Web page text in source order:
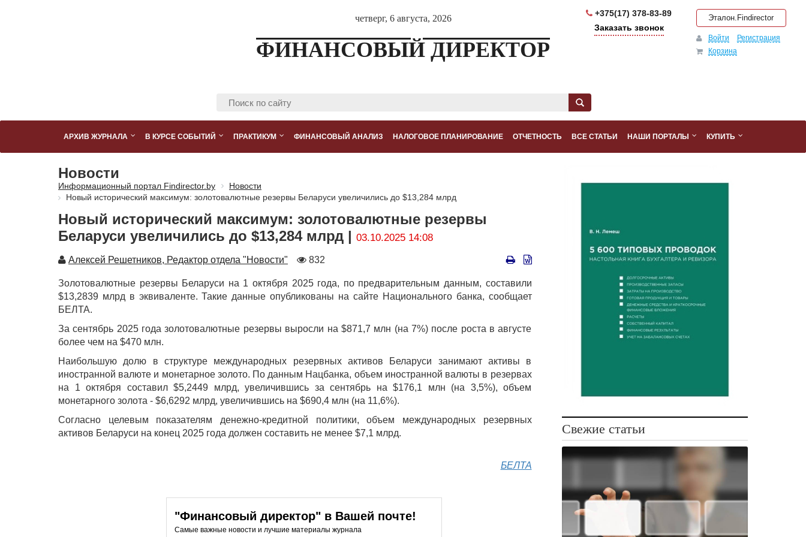
четверг, 6 августа, 2026
ФИНАНСОВЫЙ ДИРЕКТОР
+375(17) 378-83-89
Заказать звонок
Эталон.Findirector
Войти
Регистрация
Корзина
АРХИВ ЖУРНАЛА В КУРСЕ СОБЫТИЙ ПРАКТИКУМ ФИНАНСОВЫЙ АНАЛИЗ НАЛОГОВОЕ ПЛАНИРОВАНИЕ ОТЧЕТНОСТЬ ВСЕ СТАТЬИ НАШИ ПОРТАЛЫ КУПИТЬ
Новости
Информационный портал Findirector.by
Новости
Новый исторический максимум: золотовалютные резервы Беларуси увеличились до $13,284 млрд
Новый исторический максимум: золотовалютные резервы
Беларуси увеличились до $13,284 млрд | 03.10.2025 14:08
Автор
Алексей Решетников, Редактор отдела "Новости"
Количество
832
Золотовалютные резервы Беларуси на 1 октября 2025 года, по предварительным данным, составили
$13,2839 млрд в эквиваленте. Такие данные опубликованы на сайте Национального банка, сообщает
БЕЛТА.
За сентябрь 2025 года золотовалютные резервы выросли на $871,7 млн (на 7%) после роста в августе
более чем на $470 млн.
Наибольшую долю в структуре международных резервных активов Беларуси занимают активы в
иностранной валюте и монетарное золото. По данным Нацбанка, объем иностранной валюты в резервах
на 1 октября составил $5,2449 млрд, увеличившись за сентябрь на $176,1 млн (на 3,5%), объем
монетарного золота - $6,6292 млрд, увеличившись на $690,4 млн (на 11,6%).
Согласно целевым показателям денежно-кредитной политики, объем международных резервных
активов Беларуси на конец 2025 года должен составить не менее $7,1 млрд.
БЕЛТА
"Финансовый директор" в Вашей почте!
Самые важные новости и лучшие материалы журнала
Свежие статьи